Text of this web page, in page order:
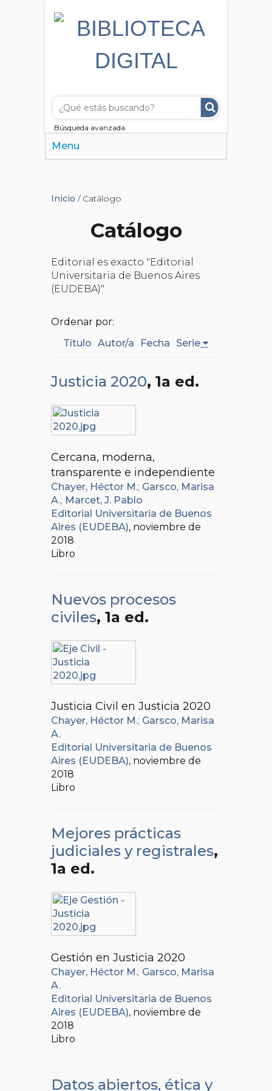
Búsqueda avanzada
Menu
Inicio / Catálogo
Catálogo
Editorial es exacto "Editorial
Universitaria de Buenos Aires
(EUDEBA)"
Ordenar por:
Título Autor/a Fecha Serie
Justicia 2020, 1a ed.
Cercana, moderna,
transparente e independiente
Chayer, Héctor M.; Garsco, Marisa
A.; Marcet, J. Pablo
Editorial Universitaria de Buenos
Aires (EUDEBA), noviembre de
2018
Libro
Nuevos procesos
civiles, 1a ed.
Justicia Civil en Justicia 2020
Chayer, Héctor M.; Garsco, Marisa
A.
Editorial Universitaria de Buenos
Aires (EUDEBA), noviembre de
2018
Libro
Mejores prácticas
judiciales y registrales,
1a ed.
Gestión en Justicia 2020
Chayer, Héctor M.; Garsco, Marisa
A.
Editorial Universitaria de Buenos
Aires (EUDEBA), noviembre de
2018
Libro
Datos abiertos, ética y